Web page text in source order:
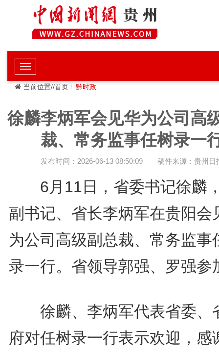
当前位置//首页 黔时政
徐麟李炳军会见华为公司高
裁、常务监事任树录一
发布时间：2026-06-13 08:50:09 稿件来源：贵州日
6月11日，省委书记徐麟
副书记、省长李炳军在贵阳会
为公司高级副总裁、常务监事
录一行。省领导郭强、罗强参
徐麟、李炳军代表省委、
府对任树录一行表示欢迎，感